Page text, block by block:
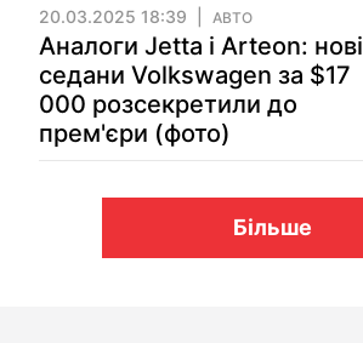
20.03.2025 18:39 АВТО
Аналоги Jetta і Arteon: нові
седани Volkswagen за $17
000 розсекретили до
прем'єри (фото)
Більше